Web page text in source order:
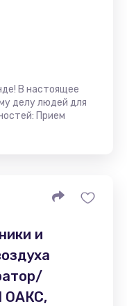
В настоящее
делу людей для
Прием
и
ОАКС,